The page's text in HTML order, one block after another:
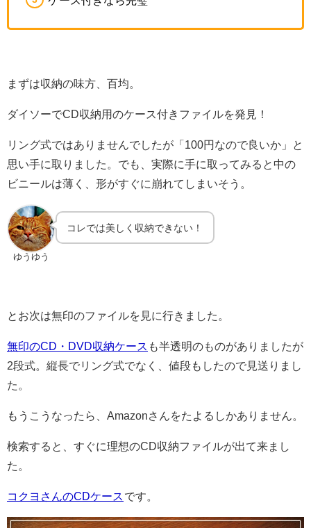
まずは収納の味方、百均。
ダイソーでCD収納用のケース付きファイルを発見！
リング式ではありませんでしたが「100円なので良いか」と
思い手に取りました。でも、実際に手に取ってみると中の
ビニールは薄く、形がすぐに崩れてしまいそう。
ゆうゆう
コレでは美しく収納できない！
とお次は無印のファイルを見に行きました。
無印のCD・DVD収納ケース も半透明のものがありましたが
2段式。縦長でリング式でなく、値段もしたので見送りまし
た。
もうこうなったら、Amazonさんをたよるしかありません。
検索すると、すぐに理想のCD収納ファイルが出て来まし
た。
コクヨさんのCDケース です。